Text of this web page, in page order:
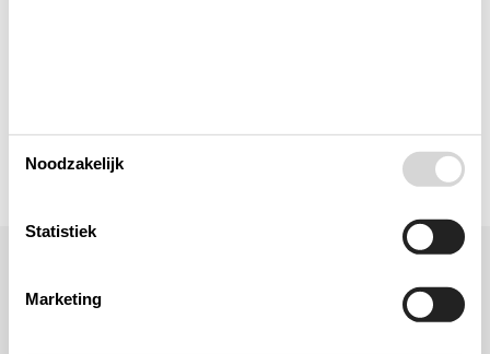
Ligging & omgeving
Noodzakelijk
Statistiek
Marketing